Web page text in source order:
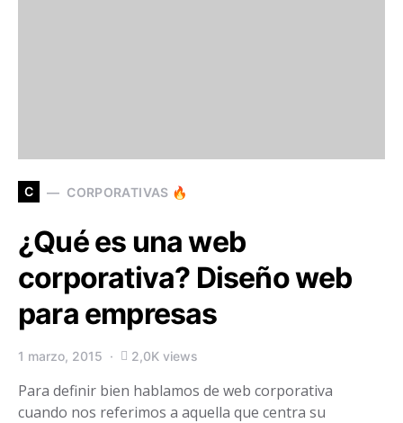
C CORPORATIVAS 🔥
¿Qué es una web
corporativa? Diseño web
para empresas
1 marzo, 2015 2,0K views
Para definir bien hablamos de web corporativa
cuando nos referimos a aquella que centra su